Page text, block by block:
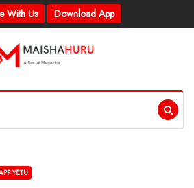
With Us Download App
YETU